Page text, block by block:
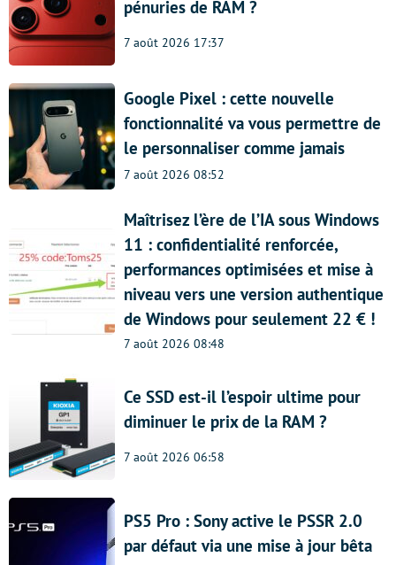
pénuries de RAM ?
7 août 2026 17:37
Google Pixel : cette nouvelle
fonctionnalité va vous permettre de
le personnaliser comme jamais
7 août 2026 08:52
Maîtrisez l’ère de l’IA sous Windows
11 : confidentialité renforcée,
performances optimisées et mise à
niveau vers une version authentique
de Windows pour seulement 22 € !
7 août 2026 08:48
Ce SSD est-il l’espoir ultime pour
diminuer le prix de la RAM ?
7 août 2026 06:58
PS5 Pro : Sony active le PSSR 2.0
par défaut via une mise à jour bêta